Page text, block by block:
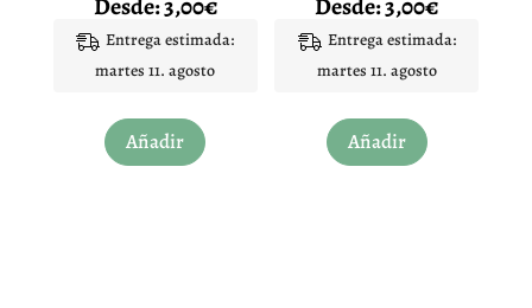
de
producto
de
producto
con
de 5
Desde:3,00€
Entrega estimada:
martes 11. agosto
Añadir
producto
con
de 5
Desde:3,00€
Entrega estimada:
martes 11. agosto
Añadir
producto